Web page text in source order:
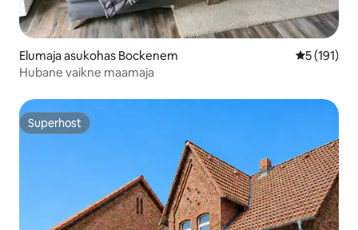
Elumaja asukohas Bockenem Keskmine
5 (191)
Hubane vaikne maamaja
Superhost
Superhost